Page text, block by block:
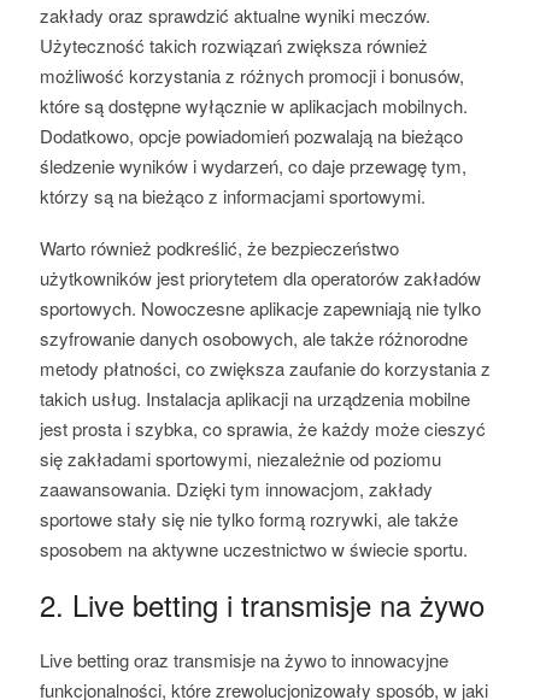
zakłady oraz sprawdzić aktualne wyniki meczów.
Użyteczność takich rozwiązań zwiększa również
możliwość korzystania z różnych promocji i bonusów,
które są dostępne wyłącznie w aplikacjach mobilnych.
Dodatkowo, opcje powiadomień pozwalają na bieżąco
śledzenie wyników i wydarzeń, co daje przewagę tym,
którzy są na bieżąco z informacjami sportowymi.
Warto również podkreślić, że bezpieczeństwo
użytkowników jest priorytetem dla operatorów zakładów
sportowych. Nowoczesne aplikacje zapewniają nie tylko
szyfrowanie danych osobowych, ale także różnorodne
metody płatności, co zwiększa zaufanie do korzystania z
takich usług. Instalacja aplikacji na urządzenia mobilne
jest prosta i szybka, co sprawia, że każdy może cieszyć
się zakładami sportowymi, niezależnie od poziomu
zaawansowania. Dzięki tym innowacjom, zakłady
sportowe stały się nie tylko formą rozrywki, ale także
sposobem na aktywne uczestnictwo w świecie sportu.
2. Live betting i transmisje na żywo
Live betting oraz transmisje na żywo to innowacyjne
funkcjonalności, które zrewolucjonizowały sposób, w jaki